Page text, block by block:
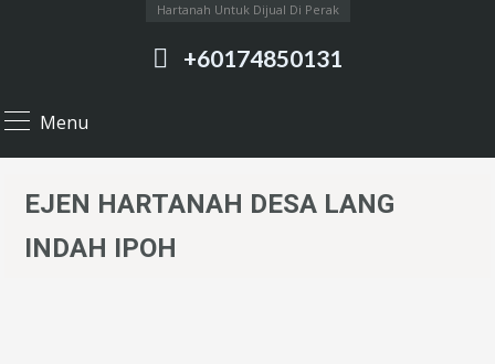
Hartanah Untuk Dijual Di Perak
+60174850131
Menu
EJEN HARTANAH DESA LANG
INDAH IPOH